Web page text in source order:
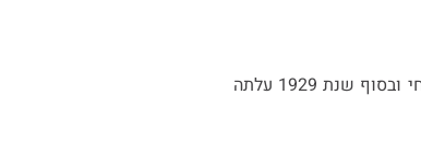
מלכה נולדה להוריה אפרים-ברוך ואלטה-מירל ב-1908 בוונגרוב, פולין. מלכה היתה בהכשרה בקיבוץ תל-חי ובסוף שנת 1929 עלתה